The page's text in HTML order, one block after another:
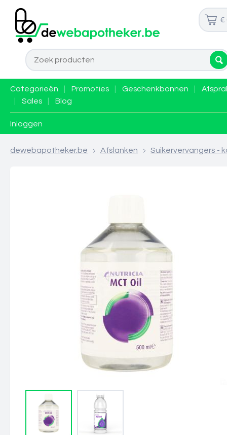
€
Categorieën Promoties Geschenkbonnen
Sales Blog
Inloggen
dewebapotheker.be > Afslanken > Suikervervangers -